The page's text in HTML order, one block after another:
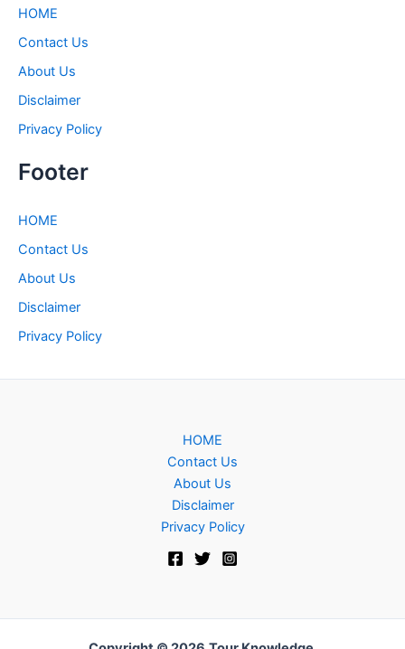
HOME
Contact Us
About Us
Disclaimer
Privacy Policy
Footer
HOME
Contact Us
About Us
Disclaimer
Privacy Policy
HOME
Contact Us
About Us
Disclaimer
Privacy Policy